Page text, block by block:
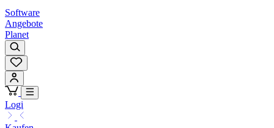
Software
Angebote
Planet
Logi